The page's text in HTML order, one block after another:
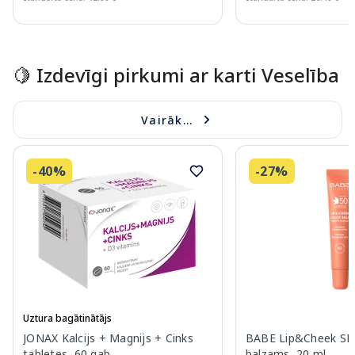
🍋 Izdevīgi pirkumi ar karti Veselība
Vairāk...
-40%
Uztura bagātinātājs
JONAX Kalcijs + Magnijs + Cinks
-27%
BABE Lip&Cheek